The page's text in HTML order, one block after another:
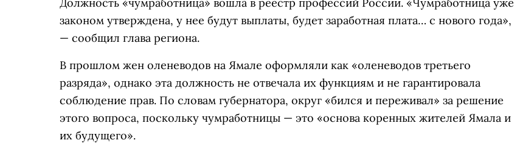
законом утверждена, у нее будут выплаты, будет заработная плата… с нового года»,
— сообщил глава региона.
В прошлом жен оленеводов на Ямале оформляли как «оленеводов третьего
разряда», однако эта должность не отвечала их функциям и не гарантировала
соблюдение прав. По словам губернатора, округ «бился и переживал» за решение
этого вопроса, поскольку чумработницы — это «основа коренных жителей Ямала и
их будущего».